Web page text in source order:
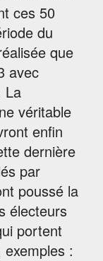
ces 50
du
que
avec
La
véritable
enfin
dernière
par
poussé la
électeurs
portent
: